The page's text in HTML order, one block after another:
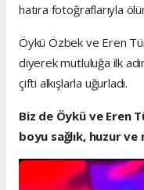
hatıra fotoğraflarıyla
Öykü Özbek ve Eren
diyerek mutluluğa ilk
çifti alkışlarla uğurladı.
Biz de Öykü ve Eren
boyu sağlık, huzur